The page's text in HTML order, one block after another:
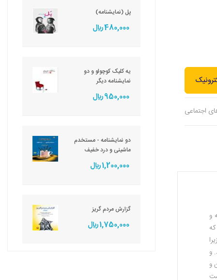
اجتماعی
و
و
و
پل (نمایشنامه)
480,000 ريال
یه کلیک کوچولو و دو
نمایشنامه دیگر
950,000 ريال
دو نمایشنامه - مستخدم
ماشینی و درد خفیف
1,200,000 ريال
گزارش مردم گریز
1,750,000 ريال